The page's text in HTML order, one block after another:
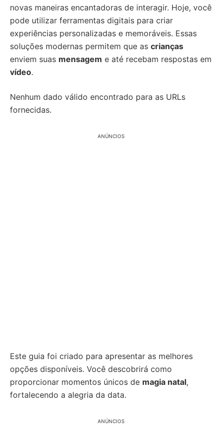
novas maneiras encantadoras de interagir. Hoje, você
pode utilizar ferramentas digitais para criar
experiências personalizadas e memoráveis. Essas
soluções modernas permitem que as crianças
enviem suas mensagem e até recebam respostas em
vídeo.
Nenhum dado válido encontrado para as URLs
fornecidas.
ANÚNCIOS
Este guia foi criado para apresentar as melhores
opções disponíveis. Você descobrirá como
proporcionar momentos únicos de magia natal,
fortalecendo a alegria da data.
ANÚNCIOS